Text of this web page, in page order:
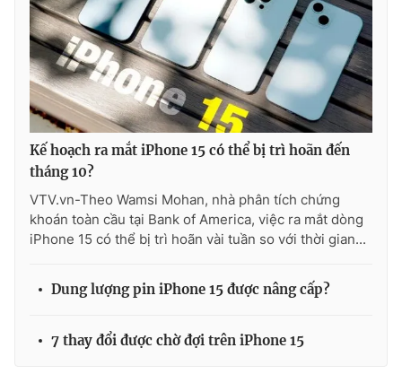
Kế hoạch ra mắt iPhone 15 có thể bị trì hoãn đến
tháng 10?
VTV.vn-Theo Wamsi Mohan, nhà phân tích chứng
khoán toàn cầu tại Bank of America, việc ra mắt dòng
iPhone 15 có thể bị trì hoãn vài tuần so với thời gian...
Dung lượng pin iPhone 15 được nâng cấp?
7 thay đổi được chờ đợi trên iPhone 15